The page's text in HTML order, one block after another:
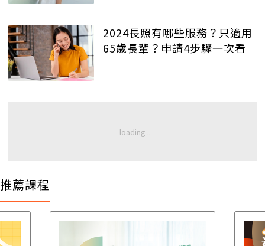
2024長照有哪些服務？只適用
65歲長輩？申請4步驟一次看
推薦課程